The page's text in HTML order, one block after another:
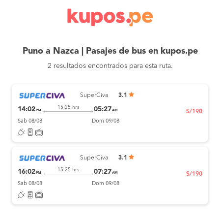
Puno a Nazca | Pasajes de bus en kupos.pe
2 resultados encontrados para esta ruta.
SuperCiva 3.1
14:02 PM
15:25 hrs 05:27AM
Sab 08/08 Dom 09/08
S/190
SuperCiva 3.1
16:02 PM
15:25 hrs 07:27AM
Sab 08/08 Dom 09/08
S/190